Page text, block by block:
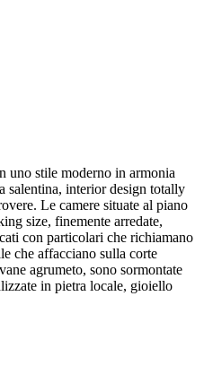
uno stile moderno in armonia
salentina, interior design totally
Le camere situate al piano
size, finemente arredate,
con particolari che richiamano
che affacciano sulla corte
agrumeto, sono sormontate
in pietra locale, gioiello